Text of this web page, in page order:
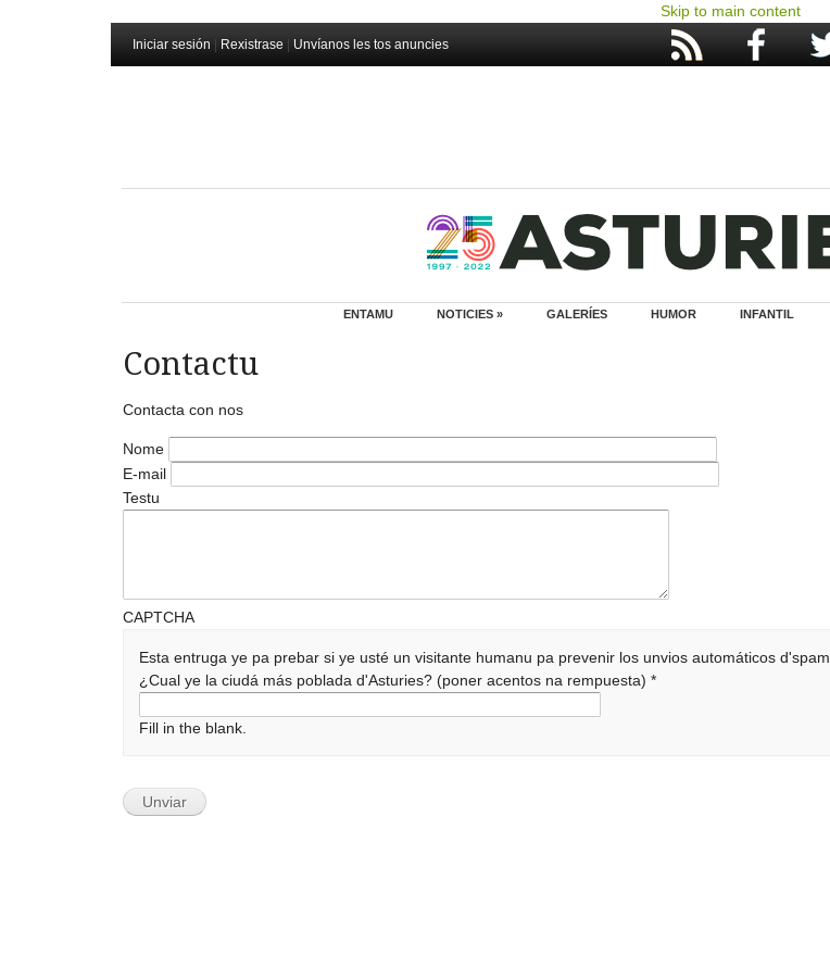
Skip to main content
Iniciar sesión Rexistrase Unvíanos les tos anuncies
ENTAMU NOTICIES » GALERÍES HUMOR INFANTIL
Contactu
Contacta con nos
Nome
E-mail
Testu
CAPTCHA
Esta entruga ye pa prebar si ye usté un visitante humanu pa prevenir los unvios automáticos d'spam.
¿Cual ye la ciudá más poblada d'Asturies? (poner acentos na rempuesta)*
Fill in the blank.